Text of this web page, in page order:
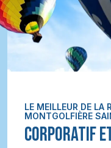
LE MEILLEUR DE LA
MONTGOLFIÈRE
CORPORATIF